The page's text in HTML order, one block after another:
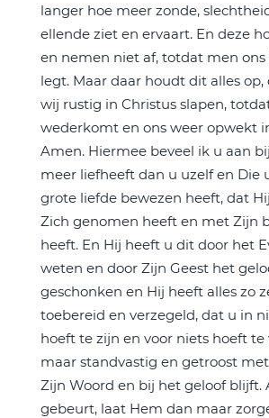
langer hoe meer zonde,
ellende ziet en ervaart. En deze
en nemen niet af, totdat men
legt. Maar daar houdt dit alles op,
wij rustig in Christus slapen,
wederkomt en ons weer opwekt
Amen. Hiermee beveel ik u aan
meer liefheeft dan u uzelf en Die
grote liefde bewezen heeft, dat
Zich genomen heeft en met Zijn
heeft. En Hij heeft u dit door het
weten en door Zijn Geest het
geschonken en Hij heeft alles zo
toebereid en verzegeld, dat u in
hoeft te zijn en voor niets hoeft te
maar standvastig en getroost
Zijn Woord en bij het geloof blijft.
gebeurt, laat Hem dan maar